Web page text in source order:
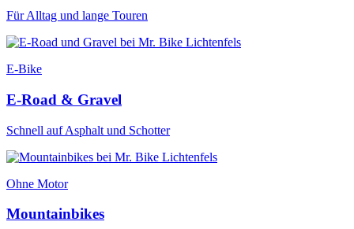
Für Alltag und lange Touren
E-Bike
E-Road & Gravel
Schnell auf Asphalt und Schotter
Ohne Motor
Mountainbikes